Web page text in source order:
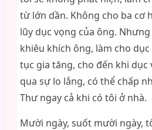
từ lớn dần. Không cho ba cơ
lũy dục vọng của ông.
khiêu khích ông, làm cho
tục gia tăng, cho đến khi
qua sự lo lắng, có thể chấp
Thư ngay cả khi có tôi ở nhà.
Mười ngày, suốt mười ngày,